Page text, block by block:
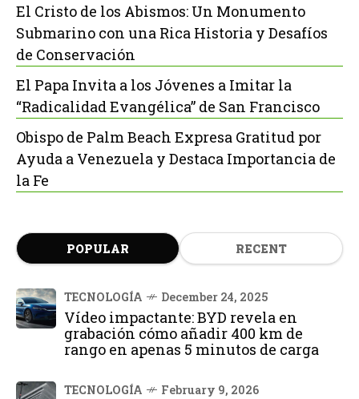
El Cristo de los Abismos: Un Monumento
Submarino con una Rica Historia y Desafíos
de Conservación
El Papa Invita a los Jóvenes a Imitar la
“Radicalidad Evangélica” de San Francisco
Obispo de Palm Beach Expresa Gratitud por
Ayuda a Venezuela y Destaca Importancia de
la Fe
POPULAR RECENT
TECNOLOGÍA December 24, 2025
Vídeo impactante: BYD revela en
grabación cómo añadir 400 km de
rango en apenas 5 minutos de carga
TECNOLOGÍA February 9, 2026